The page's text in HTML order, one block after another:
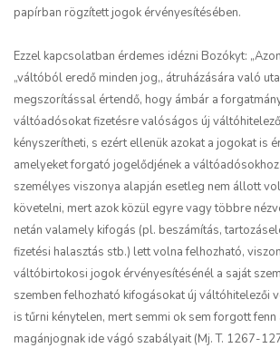
papírban rögzített jogok érvényesítésében.
Ezzel kapcsolatban érdemes idézni Bozókyt:
„váltóból eredő minden jog,, átruházására való
megszorítással értendő, hogy ámbár a
váltóadósokat fizetésre valóságos új
kényszerítheti, s ezért ellenük azokat a jogokat is
amelyeket forgató jogelődjének a
személyes viszonya alapján esetleg nem állott
követelni, mert azok közül egyre vagy többre
netán valamely kifogás (pl. beszámítás,
fizetési halasztás stb.) lett volna felhozható,
váltóbirtokosi jogok érvényesítésénél a saját
szemben felhozható kifogásokat új váltóhitelezői
is tűrni kénytelen, mert semmi ok sem forgott fenn
magánjognak ide vágó szabályait (Mj. T. 1267-